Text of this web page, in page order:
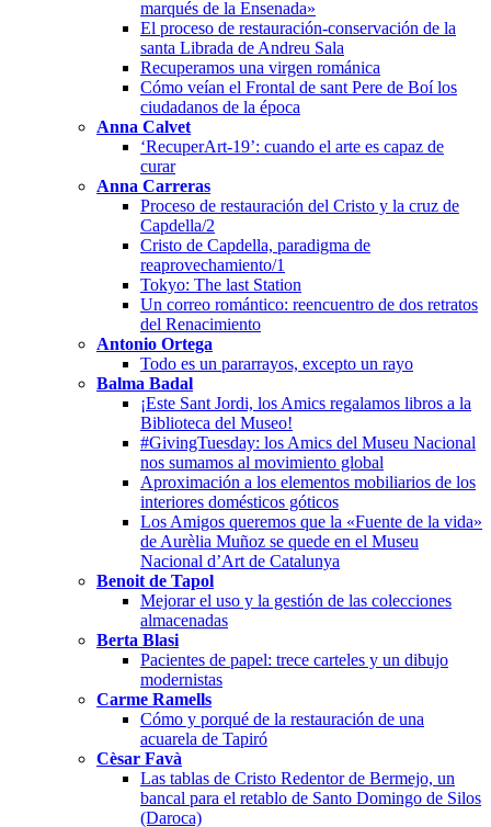
marqués de la Ensenada»
El proceso de restauración-conservación de la
santa Librada de Andreu Sala
Recuperamos una virgen románica
Cómo veían el Frontal de sant Pere de Boí los
ciudadanos de la época
Anna Calvet
‘RecuperArt-19’: cuando el arte es capaz de
curar
Anna Carreras
Proceso de restauración del Cristo y la cruz de
Capdella/2
Cristo de Capdella, paradigma de
reaprovechamiento/1
Tokyo: The last Station
Un correo romántico: reencuentro de dos retratos
del Renacimiento
Antonio Ortega
Todo es un pararrayos, excepto un rayo
Balma Badal
¡Este Sant Jordi, los Amics regalamos libros a la
Biblioteca del Museo!
#GivingTuesday: los Amics del Museu Nacional
nos sumamos al movimiento global
Aproximación a los elementos mobiliarios de los
interiores domésticos góticos
Los Amigos queremos que la «Fuente de la vida»
de Aurèlia Muñoz se quede en el Museu
Nacional d’Art de Catalunya
Benoit de Tapol
Mejorar el uso y la gestión de las colecciones
almacenadas
Berta Blasi
Pacientes de papel: trece carteles y un dibujo
modernistas
Carme Ramells
Cómo y porqué de la restauración de una
acuarela de Tapiró
Cèsar Favà
Las tablas de Cristo Redentor de Bermejo, un
bancal para el retablo de Santo Domingo de Silos
(Daroca)